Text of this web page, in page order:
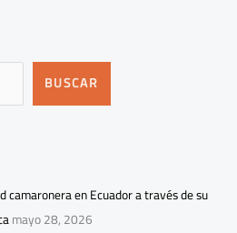
BUSCAR
en Ecuador a través de su
mayo 28, 2026